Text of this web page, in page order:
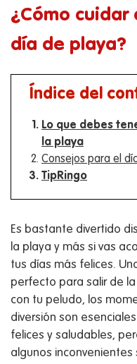
¿Cómo cuidar
día de playa?
Índice del
Lo que debes
la playa
Consejos para el
TipRingo
Es bastante divertido
la playa y más si vas
tus días más felices.
perfecto para salir de
con tu peludo, los
diversión son
felices y saludables,
algunos